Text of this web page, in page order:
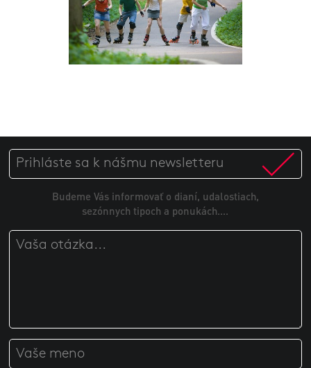
Budeme Vás informovať o dianí, udalostiach,
sezónnych tipoch a ponukách....